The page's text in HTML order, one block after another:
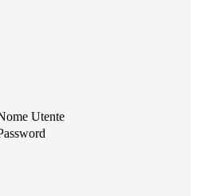
Utente